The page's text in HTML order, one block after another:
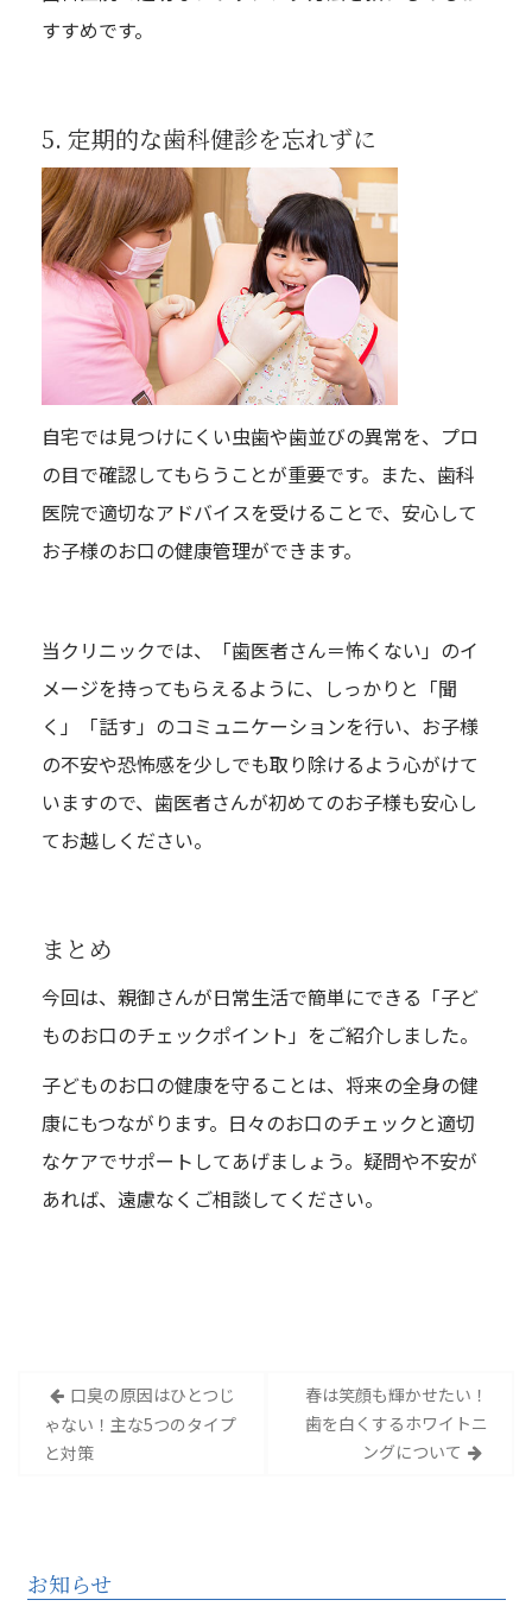
すすめです。
5. 定期的な歯科健診を忘れずに
自宅では見つけにくい虫歯や歯並びの異常を、プロ
の目で確認してもらうことが重要です。また、歯科
医院で適切なアドバイスを受けることで、安心して
お子様のお口の健康管理ができます。
当クリニックでは、「歯医者さん＝怖くない」のイ
メージを持ってもらえるように、しっかりと「聞
く」「話す」のコミュニケーションを行い、お子様
の不安や恐怖感を少しでも取り除けるよう心がけて
いますので、歯医者さんが初めてのお子様も安心し
てお越しください。
まとめ
今回は、親御さんが日常生活で簡単にできる「子ど
ものお口のチェックポイント」をご紹介しました。
子どものお口の健康を守ることは、将来の全身の健
康にもつながります。日々のお口のチェックと適切
なケアでサポートしてあげましょう。疑問や不安が
あれば、遠慮なくご相談してください。
シ
口臭の原因はひとつじ
ゃない！主な5つのタイプ
と対策
春は笑顔も輝かせたい！
歯を白くするホワイトニ
ングについて
お知らせ